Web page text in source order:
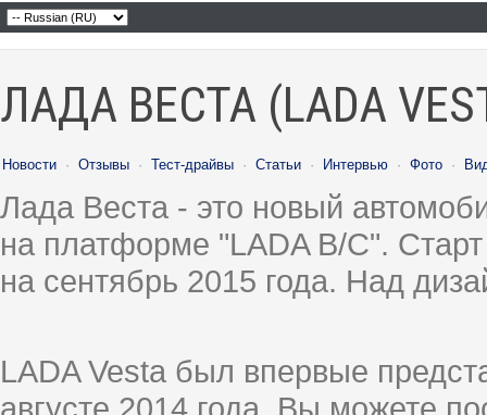
ЛАДА ВЕСТА (LADA
Новости · Отзывы · Тест-драйвы · Статьи · Интервью · Фото ·
Лада Веста - это новый
на платформе "LADA B/C".
на сентябрь 2015 года. Над
LADA Vesta был впервые